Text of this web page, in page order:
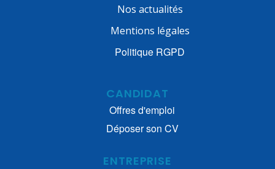
Nos actualités
Mentions légales
Politique RGPD
CANDIDAT
Offres d'emploi
Déposer son CV
ENTREPRISE